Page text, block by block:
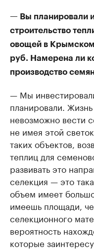
— Вы планировали
строительство
овощей в
руб. Намерена ли
производство
— Мы
планировали.
невозможно вести
не имея этой
таких объектов,
теплиц для
развивать это
селекция — это
объем имеет
имеешь площади,
селекционного
вероятность
которые